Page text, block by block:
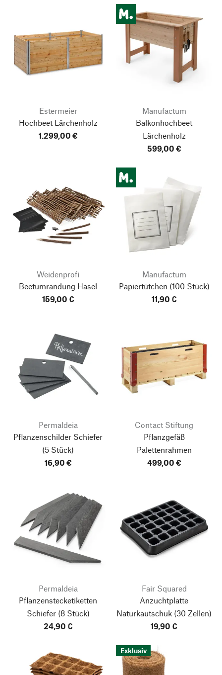
Estermeier
Hochbeet Lärchenholz
1.299,00 €
Manufactum
Balkonhochbeet
Lärchenholz
599,00 €
Weidenprofi
Beetumrandung Hasel
159,00 €
Manufactum
Papiertütchen (100 Stück)
11,90 €
Permaldeia
Pflanzenschilder Schiefer
(5 Stück)
16,90 €
Contact Stiftung
Pflanzgefäß
Palettenrahmen
499,00 €
Permaldeia
Pflanzenstecketiketten
Schiefer(8 Stück)
24,90 €
Fair Squared
Anzuchtplatte
Naturkautschuk (30 Zellen)
19,90 €
Exklusiv